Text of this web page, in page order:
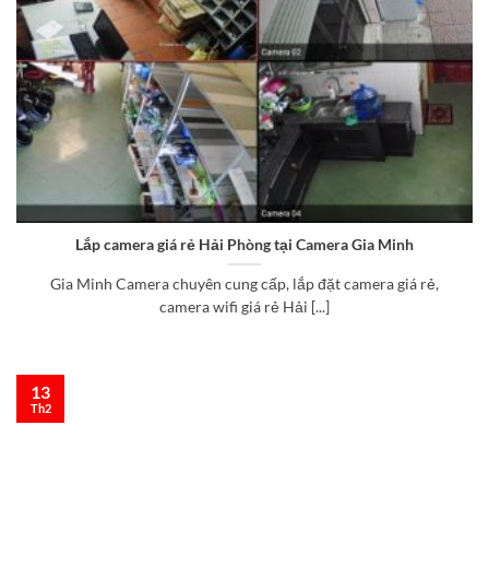
Lắp camera giá rẻ Hải Phòng tại Camera Gia Minh
Gia Minh Camera chuyên cung cấp, lắp đặt camera giá rẻ,
camera wifi giá rẻ Hải [...]
13
Th2